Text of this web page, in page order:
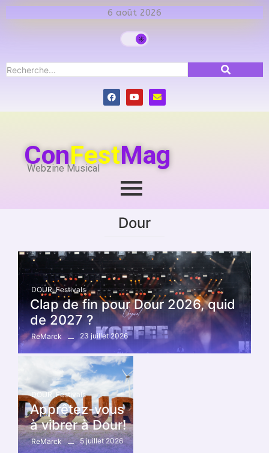
6 août 2026
ConFestMag
Webzine Musical
Dour
DOUR, Festivals
Clap de fin pour Dour 2026, quid
de 2027 ?
ReMarck 23 juillet 2026
DOUR, Festivals
Apprêtez-vous
à vibrer à Dour!
ReMarck 5 juillet 2026